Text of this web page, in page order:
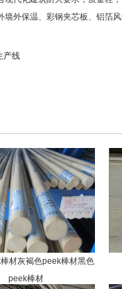
外保温、彩钢夹芯板、铝箔
产线
材灰褐色peek棒材黑色
peek棒材